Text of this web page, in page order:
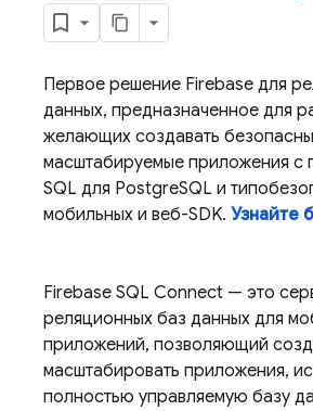
Первое решение Firebase для
данных, предназначенное для
желающих создавать
масштабируемые приложения
SQL для PostgreSQL и
мобильных и веб-SDK. Узнайте
Firebase SQL Connect — это
реляционных баз данных для
приложений, позволяющий
масштабировать приложения,
полностью управляемую базу